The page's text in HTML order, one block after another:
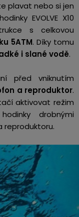
plavat nebo si jen
EVOLVE X10
s celkovou
5ATM. Díky tomu
i slané vodě.
před vniknutím
a reproduktor.
aktivovat režim
drobnými
reproduktoru.